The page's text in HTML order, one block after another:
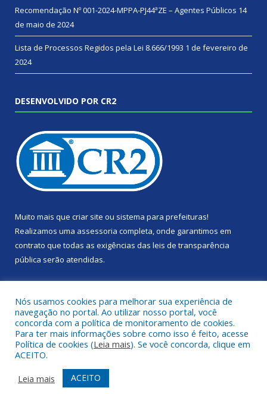
Recomendação Nº 001-2024-MPPA-PJ44ªZE – Agentes Públicos 14
de maio de 2024
Lista de Processos Regidos pela Lei 8.666/1993 1 de fevereiro de
2024
DESENVOLVIDO POR CR2
Muito mais que criar site ou sistema para prefeituras!
Realizamos uma assessoria completa, onde garantimos em
contrato que todas as exigências das leis de transparência
pública serão atendidas.
Todos os direitos reservados a Câmara Municipal de Portel.
Mapa do Site
Acessar Área Administrativa
Acessar Webmail
Nós usamos cookies para melhorar sua experiência de
navegação no portal. Ao utilizar nosso portal, você
concorda com a política de monitoramento de cookies.
Para ter mais informações sobre como isso é feito, acesse
Política de cookies (Leia mais). Se você concorda, clique em
ACEITO.
Leia mais
ACEITO